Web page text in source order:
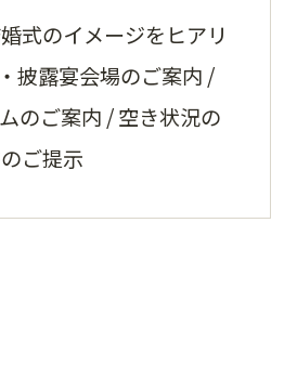
式のイメージをヒアリ
披露宴会場のご案内 /
のご案内 / 空き状況の
ご提示